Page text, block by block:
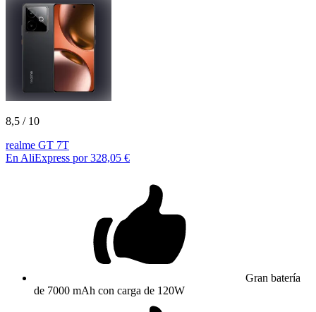
8,5 / 10
realme GT 7T
En AliExpress por 328,05 €
Gran batería
de 7000 mAh con carga de 120W